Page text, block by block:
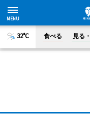
32°C 食べる 見る